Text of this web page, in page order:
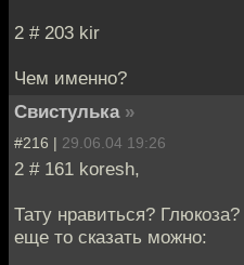
2 # 203 kir
Чем именно?
Свистулька »
#216 | 29.06.04 19:26
2 # 161 koresh,
Тату нравиться?
еще то сказать можно: